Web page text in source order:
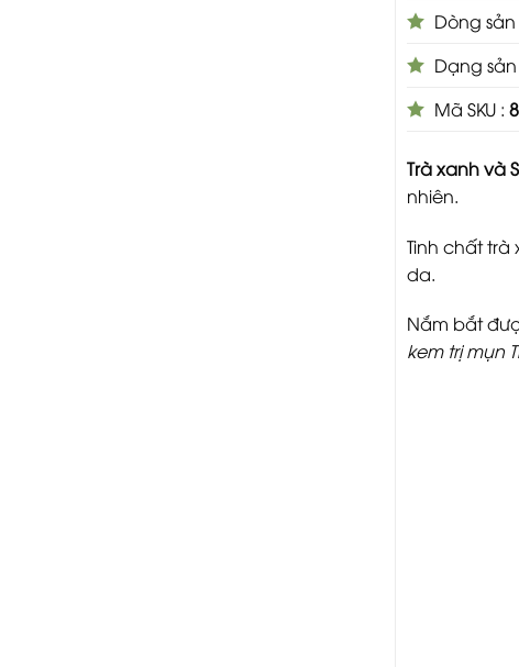
Dòng
Dạng
Mã SKU :
Trà xanh và
nhiên.
Tinh chất
da.
Nắm bắt
kem trị mụn